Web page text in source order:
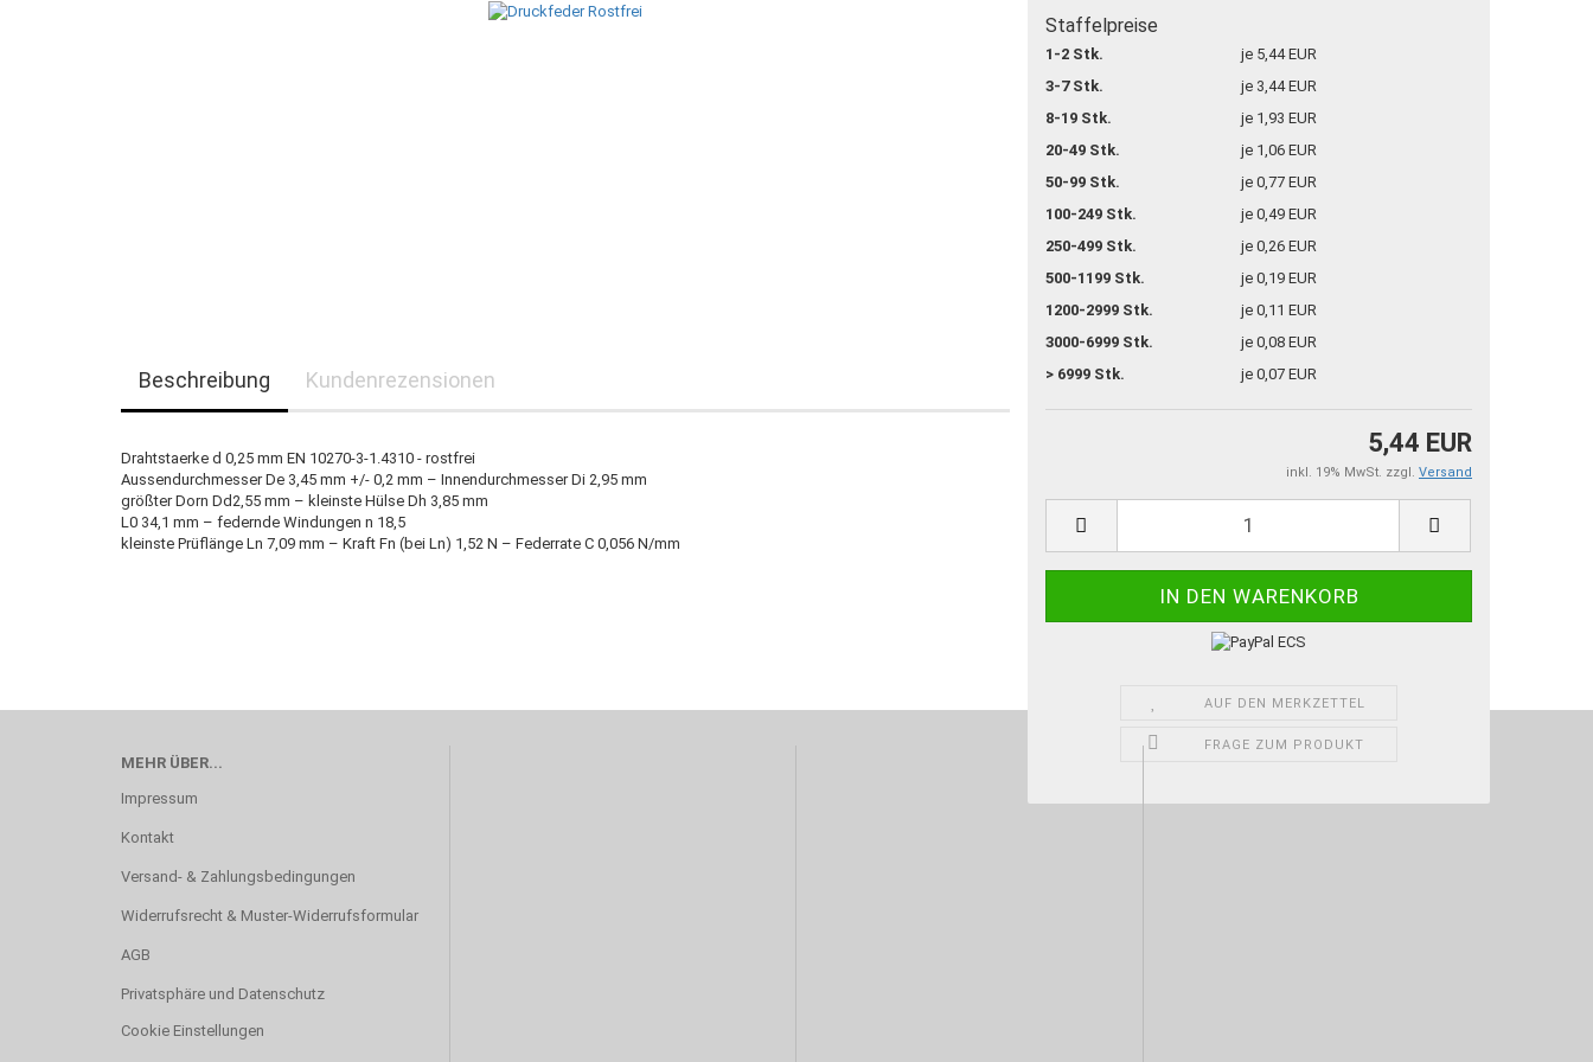
Staffelpreise
1-2 Stk.
je 5,44 EUR
3-7 Stk.
je 3,44 EUR
8-19 Stk.
je 1,93 EUR
20-49 Stk.
je 1,06 EUR
50-99 Stk.
je 0,77 EUR
100-249 Stk.
je 0,49 EUR
250-499 Stk.
je 0,26 EUR
500-1199 Stk.
je 0,19 EUR
1200-2999 Stk.
je 0,11 EUR
3000-6999 Stk.
je 0,08 EUR
> 6999 Stk.
je 0,07 EUR
5,44 EUR
inkl. 19% MwSt. zzgl. Versand
AUF DEN MERKZETTEL
FRAGE ZUM PRODUKT
Beschreibung Kundenrezensionen
Drahtstaerke d 0,25 mm EN 10270-3-1.4310 - rostfrei
Aussendurchmesser De 3,45 mm +/- 0,2 mm – Innendurchmesser Di 2,95 mm
größter Dorn Dd2,55 mm – kleinste Hülse Dh 3,85 mm
L0 34,1 mm – federnde Windungen n 18,5
kleinste Prüflänge Ln 7,09 mm – Kraft Fn (bei Ln) 1,52 N – Federrate C 0,056 N/mm
MEHR ÜBER...
Impressum
Kontakt
Versand- & Zahlungsbedingungen
Widerrufsrecht & Muster-Widerrufsformular
AGB
Privatsphäre und Datenschutz
Cookie Einstellungen